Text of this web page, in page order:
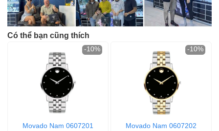
Có thể bạn cũng thích
Movado Nam 0607201
-10%
Movado Nam 0607202
-10%